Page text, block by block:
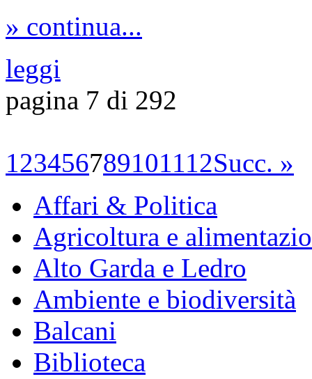
» continua...
leggi
pagina 7 di 292
123456789101112Succ. »
Affari & Politica
Agricoltura e
Alto Garda e Ledro
Ambiente e biodiversità
Balcani
Biblioteca